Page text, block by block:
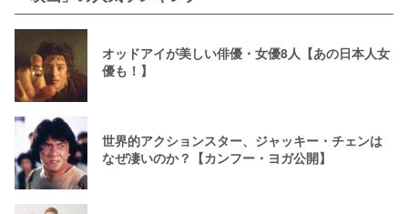
オッドアイが美しい俳優・女優8人【あの日本人女
優も！】
世界的アクションスター、ジャッキー・チェンは
なぜ凄いのか？【カンフー・ヨガ公開】